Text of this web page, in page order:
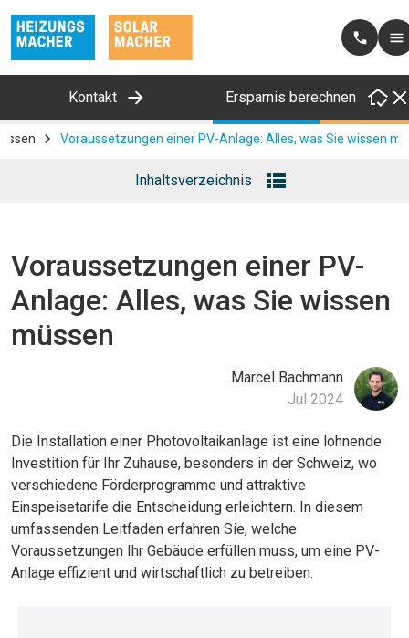
Kontakt Ersparnis berechnen
Voraussetzungen einer PV-Anlage: Alles, was Sie wissen
Inhaltsverzeichnis
Voraussetzungen einer PV-
Anlage: Alles, was Sie wissen
müssen
Marcel Bachmann
Jul 2024
Die Installation einer Photovoltaikanlage ist eine lohnende
Investition für Ihr Zuhause, besonders in der Schweiz, wo
verschiedene Förderprogramme und attraktive
Einspeisetarife die Entscheidung erleichtern. In diesem
umfassenden Leitfaden erfahren Sie, welche
Voraussetzungen Ihr Gebäude erfüllen muss, um eine PV-
Anlage effizient und wirtschaftlich zu betreiben.